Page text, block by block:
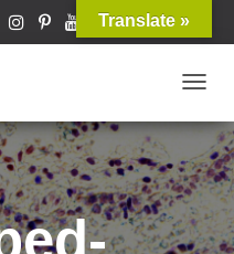
O
G
G
L
E
Translate »